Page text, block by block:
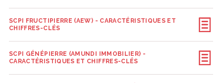
SCPI FRUCTIPIERRE (AEW) - CARACTÉRISTIQUES ET
CHIFFRES-CLÉS
SCPI GÉNÉPIERRE (AMUNDI IMMOBILIER) -
CARACTÉRISTIQUES ET CHIFFRES-CLÉS